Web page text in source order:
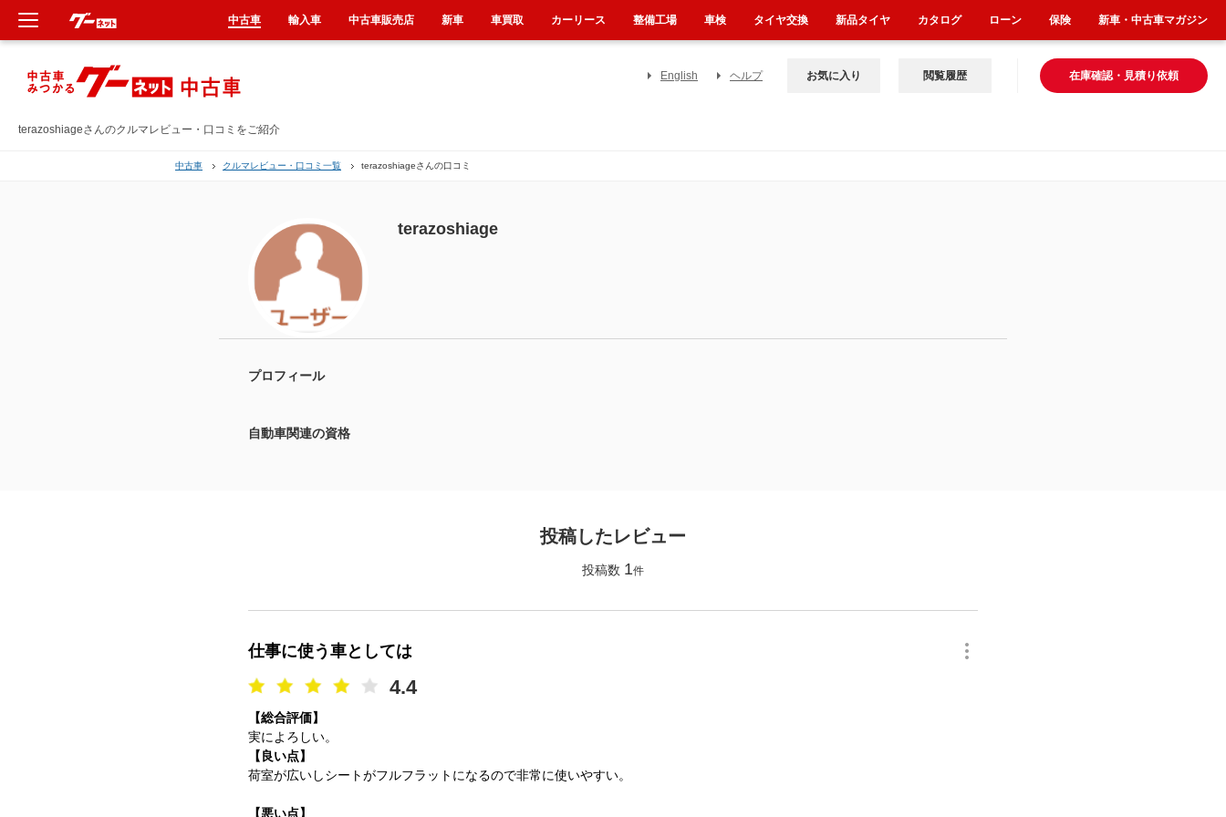
terazoshiageさんのクルマレビュー・口コミをご紹介
English ヘルプ 在庫確認・見積り依頼
お気に入り 閲覧履歴
中古車 クルマレビュー・口コミ一覧 terazoshiageさんの口コミ
terazoshiage
プロフィール
自動車関連の資格
投稿したレビュー
投稿数 1件
仕事に使う車としては
4.4
【総合評価】
実によろしい。
【良い点】
荷室が広いしシートがフルフラットになるので非常に使いやすい。
【悪い点】
中古車 輸入車 中古車販売店 新車 車買取 カーリース 整備工場 車検 タイヤ交換 新品タイヤ カタログ ローン 保険 新車・中古車マガジン
新車
中古車